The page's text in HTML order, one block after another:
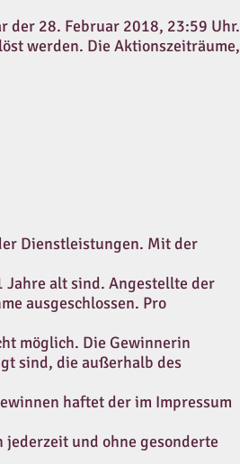
der 28. Februar 2018, 23:59 Uhr.
werden. Die Aktionszeiträume,
Dienstleistungen. Mit der
Jahre alt sind. Angestellte der
ausgeschlossen. Pro
möglich. Die Gewinnerin
sind, die außerhalb des
haftet der im Impressum
jederzeit und ohne gesonderte